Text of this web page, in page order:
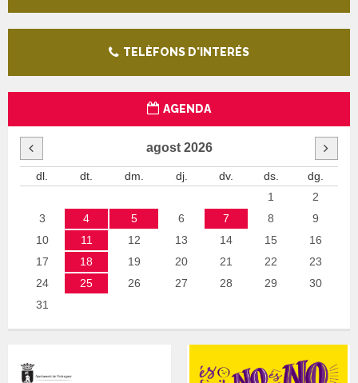
TELÈFONS D'INTERÉS
AGENDA
agost 2026
dl. dt. dm. dj. dv. ds.
dg.
1
2
3
4 5 6 7 8
9
10
11 12 13 14 15
16
17
18 19 20 21 22
23
24
25 26 27 28 29
30
31